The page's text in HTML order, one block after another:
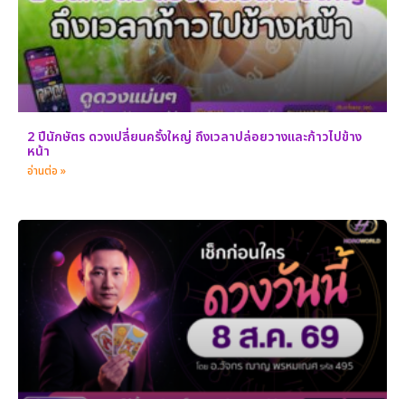
2 ปีนักษัตร ดวงเปลี่ยนครั้งใหญ่ ถึงเวลาปล่อยวางและก้าวไปข้าง
หน้า
อ่านต่อ »